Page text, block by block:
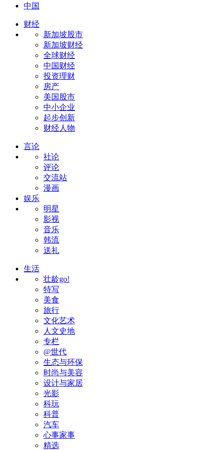
中国
财经
新加坡股市
新加坡财经
全球财经
中国财经
投资理财
房产
美国股市
中小企业
起步创新
财经人物
言论
社论
评论
交流站
漫画
娱乐
明星
影视
音乐
韩流
送礼
生活
壮龄go!
特写
美食
旅行
文化艺术
人文史地
专栏
@世代
生态与环保
时尚与美容
设计与家居
光影
科玩
科普
汽车
心事家事
精选